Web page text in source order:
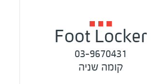
Foot Locker
03-9670431
קומה שניה